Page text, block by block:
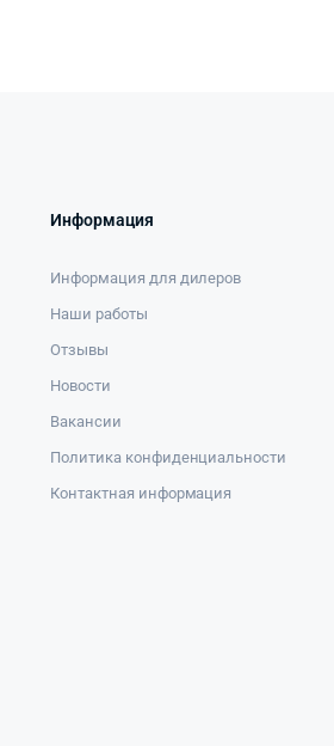
Информация
Информация для дилеров
Наши работы
Отзывы
Новости
Вакансии
Политика конфиденциальности
Контактная информация